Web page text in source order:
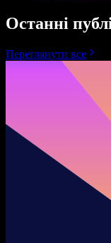
Останні
Переглянути все